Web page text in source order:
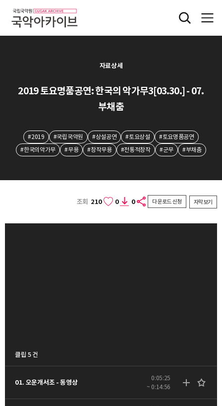
자료상세
2019 토요명품공연: 한국의 악가무3[03.30.] - 07.
부채춤
#2019 #국립국악원 #상설공연 #토요상설
#토요명품공연
#한국의악가무
#무용 #창작무용 #전통적창작 #군무 #부채춤
조회 210 0 0 다운로드 신청 자막보기
클립 5 건
01. 오운개서조 - 동영상
0:05:25
~ 0:14:56